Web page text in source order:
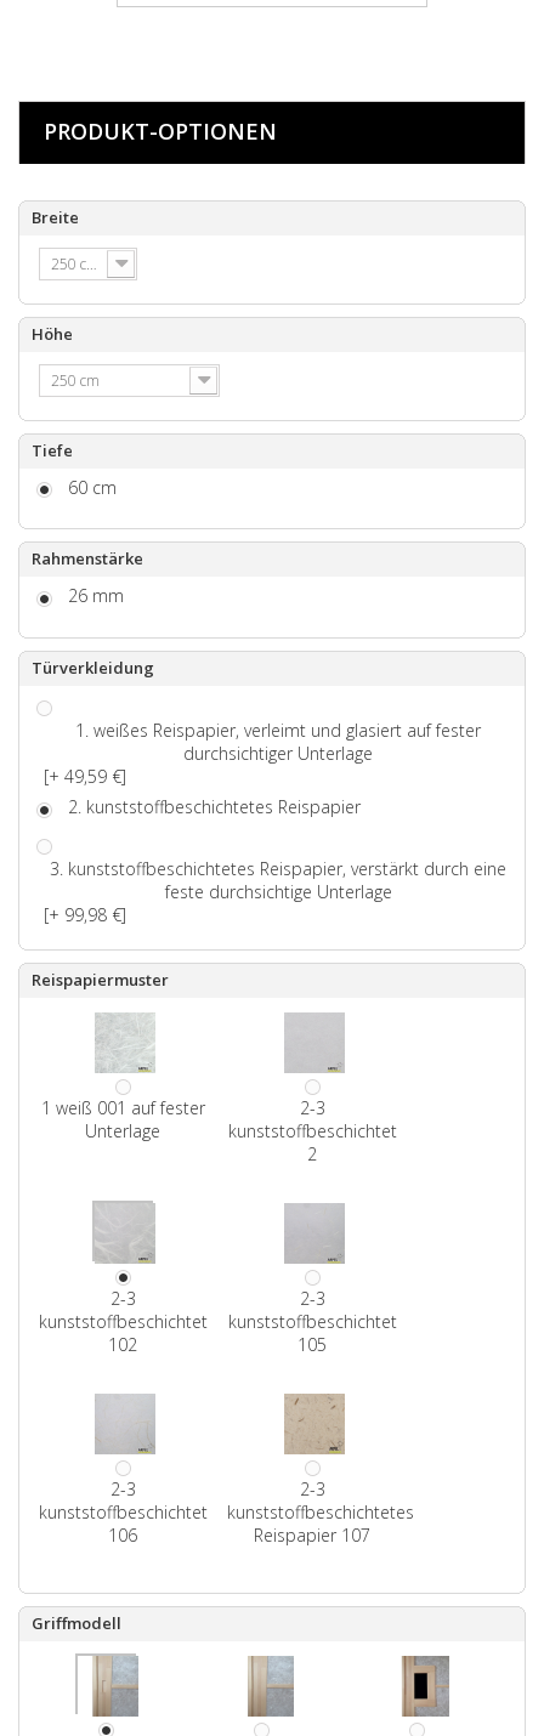
PRODUKT-OPTIONEN
Breite
250 cm
Höhe
250 cm
Tiefe
60 cm
Rahmenstärke
26 mm
Türverkleidung
1. weißes Reispapier, verleimt und glasiert auf fester
durchsichtiger Unterlage
[+ 49,59 €]
2. kunststoffbeschichtetes Reispapier
3. kunststoffbeschichtetes Reispapier, verstärkt durch eine
feste durchsichtige Unterlage
[+ 99,98 €]
Reispapiermuster
1 weiß 001 auf fester
Unterlage
2-3
kunststoffbeschichtet
2
2-3
kunststoffbeschichtet
102
2-3
kunststoffbeschichtet
105
2-3
kunststoffbeschichtet
106
2-3
kunststoffbeschichtetes
Reispapier 107
Griffmodell